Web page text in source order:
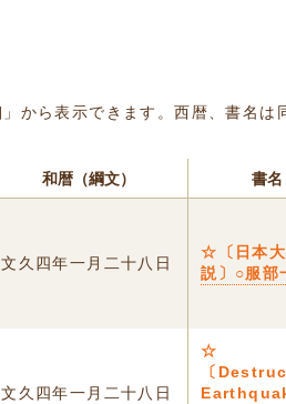
から表示できます。西暦、書名
和暦（綱文） 書名
文久四年一月二十八日
☆〔日本
説〕○服部
文久四年一月二十八日
☆
〔